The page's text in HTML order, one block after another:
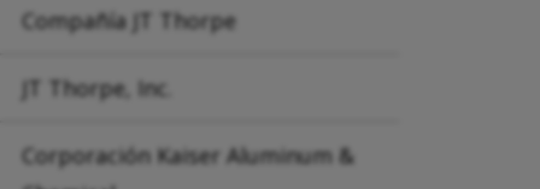
Compañía JT Thorpe
JT Thorpe, Inc.
Corporación Kaiser Aluminum &